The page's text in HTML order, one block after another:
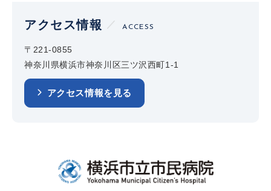
アクセス情報 ACCESS
〒221-0855
神奈川県横浜市神奈川区三ツ沢西町1-1
アクセス情報を見る